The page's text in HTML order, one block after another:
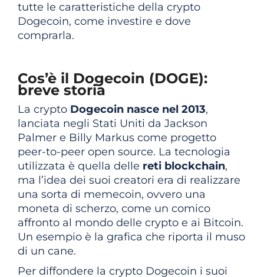
tutte le caratteristiche della crypto
Dogecoin, come investire e dove
comprarla.
Cos’è il Dogecoin (DOGE):
breve storia
La crypto Dogecoin nasce nel 2013,
lanciata negli Stati Uniti da Jackson
Palmer e Billy Markus come progetto
peer-to-peer open source. La tecnologia
utilizzata è quella delle reti blockchain,
ma l’idea dei suoi creatori era di realizzare
una sorta di memecoin, ovvero una
moneta di scherzo, come un comico
affronto al mondo delle crypto e ai Bitcoin.
Un esempio è la grafica che riporta il muso
di un cane.
Per diffondere la crypto Dogecoin i suoi